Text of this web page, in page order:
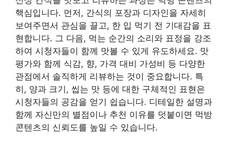
핵심입니다. 먼저, 간식의 포장과 디자인을 자세히
보여주면서 관심을 끌고, 한 입 먹기 전 기대감을 표
현합니다. 그 다음, 먹는 순간의 소리와 표정을 강조
하여 시청자들이 함께 맛볼 수 있게 유도하세요. 맛
평가와 함께 식감, 향, 가격 대비 가성비 등 다양한
관점에서 솔직하게 리뷰하는 것이 중요합니다. 특
히, 양과 크기, 씹는 맛 등에 대한 구체적인 표현은
시청자들의 공감을 얻기 쉽습니다. 디테일한 설명과
함께 자신만의 별점이나 추천 이유를 덧붙이면 먹방
콘텐츠의 신뢰도를 높일 수 있습니다.